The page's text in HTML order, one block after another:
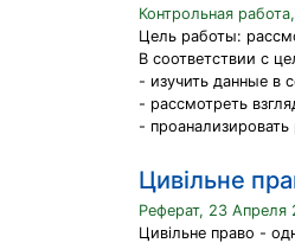
Контрольная
Цель работы:
В соответствии с
- изучить данные в
- рассмотреть
-
Цивільне
Реферат, 23 Апреля
Цивільне право -